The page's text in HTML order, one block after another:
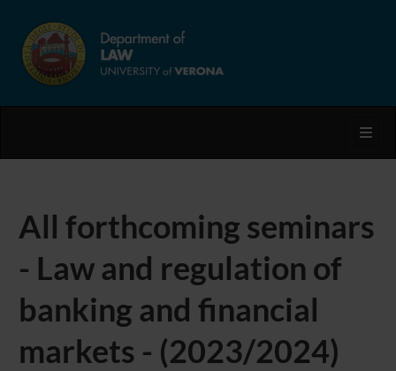
All forthcoming seminars
- Law and regulation of
banking and financial
markets - (2023/2024)